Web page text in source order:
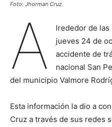
Foto: Jhorman Cruz.
A
lrededor de las
jueves 24 de
accidente de
nacional San
del municipio Valmore
Esta información la dio a
Cruz a través de sus redes